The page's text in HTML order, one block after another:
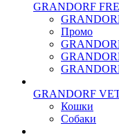
GRANDORF
Промо
GRANDORF
Кошки
Собаки